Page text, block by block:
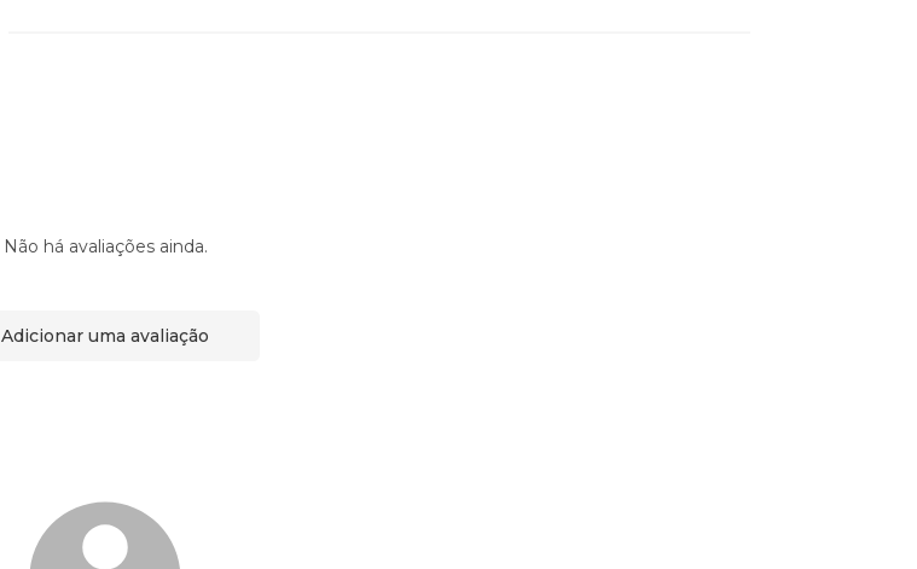
Não há avaliações ainda.
Adicionar uma avaliação